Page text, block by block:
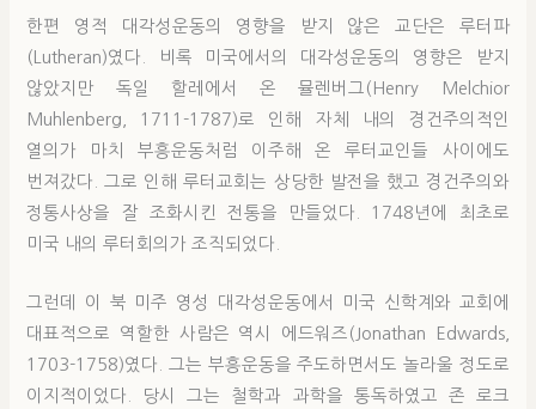
한편 영적 대각성운동의 영향을 받지 않은 교단은 루터파
(Lutheran)였다. 비록 미국에서의 대각성운동의 영향은 받지
않았지만 독일 할레에서 온 뮬렌버그(Henry Melchior
Muhlenberg, 1711-1787)로 인해 자체 내의 경건주의적인
열의가 마치 부흥운동처럼 이주해 온 루터교인들 사이에도
번져갔다. 그로 인해 루터교회는 상당한 발전을 했고 경건주의와
정통사상을 잘 조화시킨 전통을 만들었다. 1748년에 최초로
미국 내의 루터회의가 조직되었다.
그런데 이 북 미주 영성 대각성운동에서 미국 신학계와 교회에
대표적으로 역할한 사람은 역시 에드워즈(Jonathan Edwards,
1703-1758)였다. 그는 부흥운동을 주도하면서도 놀라울 정도로
이지적이었다. 당시 그는 철학과 과학을 통독하였고 존 로크